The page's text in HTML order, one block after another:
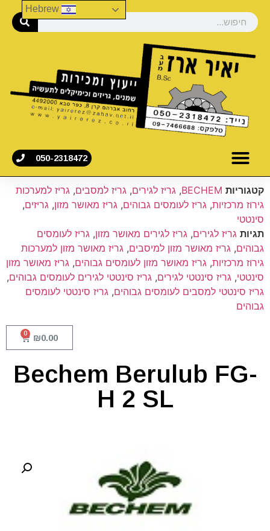
050-2318472
קטגוריות BECHEM
, גריז לגירים, גריז למסבים, גריז למערכות
גירוז מרכזיות, גריז לעומסים גבוהים, גריז מאושר מזון, גריזים,
סינטטי
תגיות גריז לגירים, גריז לגירים מאושר מזון, גריז לעומסים
גבוהים, גריז מאושר מזון למיסבים, גריז מאושר מזון למערכות
גירוז מרכזיות, גריז מאושר מזון לעומסים גבוהים, גריז מאושר מזון
סינטטי, גריז סינטטי לגירים, גריז סינטטי לגירים לעומסים גבוהים,
גריז סינטטי למסבים לעומסים גבוהים, גריז סינטטי לעומסים
גבוהים
₪0.00
0
Bechem Berulub FG-
H 2 SL
Hebrew